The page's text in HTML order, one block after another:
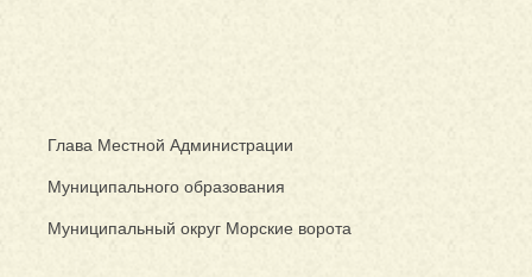
Глава Местной Администрации
Муниципального образования
Муниципальный округ Морские ворота